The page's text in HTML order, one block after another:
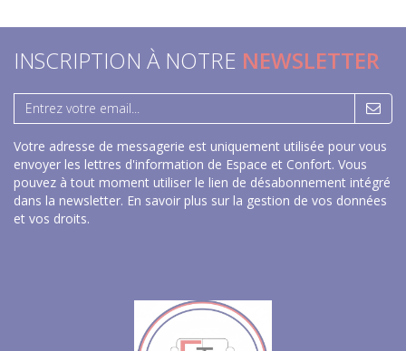
INSCRIPTION À NOTRE NEWSLETTER
Votre adresse de messagerie est uniquement utilisée pour vous
envoyer les lettres d'information de Espace et Confort. Vous
pouvez à tout moment utiliser le lien de désabonnement intégré
dans la newsletter. En savoir plus sur la gestion de vos données
et vos droits.